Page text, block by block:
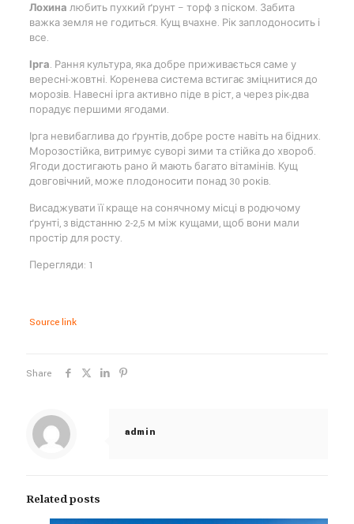
Лохина любить пухкий ґрунт – торф з піском. Забита
важка земля не годиться. Кущ вчахне. Рік заплодоносить і
все.
Ірга. Рання культура, яка добре приживається саме у
вересні-жовтні. Коренева система встигає зміцнитися до
морозів. Навесні ірга активно піде в ріст, а через рік-два
порадує першими ягодами.
Ірга невибаглива до ґрунтів, добре росте навіть на бідних.
Морозостійка, витримує суворі зими та стійка до хвороб.
Ягоди достигають рано й мають багато вітамінів. Кущ
довговічний, може плодоносити понад 30 років.
Висаджувати її краще на сонячному місці в родючому
ґрунті, з відстанню 2-2,5 м між кущами, щоб вони мали
простір для росту.
Перегляди: 1
Source link
Share
admin
Related posts